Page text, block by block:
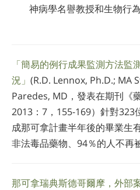
神病學名譽教授和生物行
「簡易的例行成果監測方法監
況」 (R.D. Lennox, Ph.D.; MA
Paredes, MD，發表在期刊《
2013：7，155-169）針對323
成那可拿計畫半年後的畢業生
非法毒品藥物、94％的人不再
那可拿瑞典斯德哥爾摩，外部